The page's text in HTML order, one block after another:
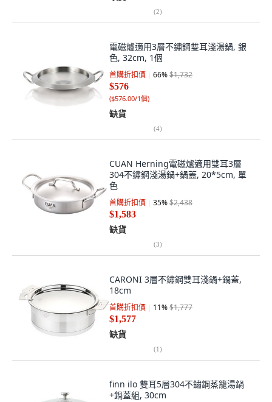
(2)
電磁爐適用3層不鏽鋼雙耳淺湯鍋, 銀
色, 32cm, 1個
首購折扣價 66%$1,732
$576
($576.00/1個)
缺貨
(4)
CUAN Herning電磁爐適用雙耳3層
304不鏽鋼淺湯鍋+鍋蓋, 20*5cm, 單
色
首購折扣價 35%$2,438
$1,583
缺貨
(3)
CARONI 3層不鏽鋼雙耳淺鍋+鍋蓋,
18cm
首購折扣價 11%$1,777
$1,577
缺貨
(1)
finn ilo 雙耳5層304不鏽鋼蒸籠湯鍋
+鍋蓋組, 30cm